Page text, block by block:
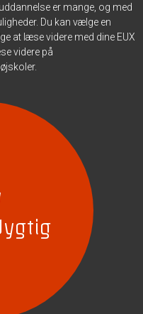
er mange, og med
Du kan vælge en
at læse videre med dine EUX
videre på